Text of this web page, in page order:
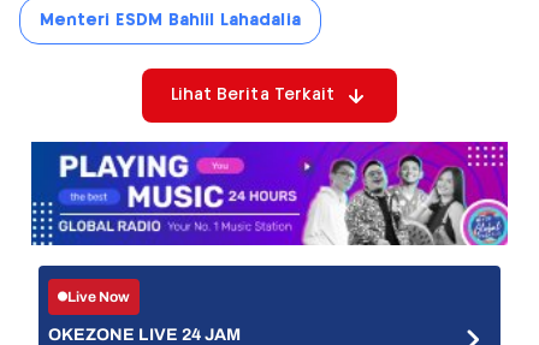
Menteri ESDM Bahlil Lahadalia
Lihat Berita Terkait
Live Now
OKEZONE LIVE 24 JAM